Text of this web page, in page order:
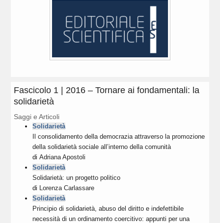
Fascicolo 1 | 2016 – Tornare ai fondamentali: la
solidarietà
Saggi e Articoli
Solidarietà
Il consolidamento della democrazia attraverso la promozione
della solidarietà sociale all’interno della comunità
di Adriana Apostoli
Solidarietà
Solidarietà: un progetto politico
di
Lorenza Carlassare
Solidarietà
Principio di solidarietà, abuso del diritto e indefettibile
necessità di un ordinamento coercitivo: appunti per una